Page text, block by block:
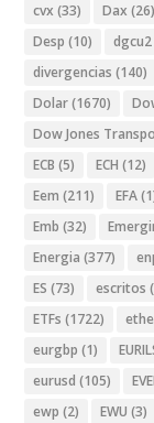
cvx (33) Dax (26)
Desp (10) dgcu2
divergencias (140)
Dolar(1670)
Dow Jones
ECB (5) ECH (12)
Eem (211) EFA
Emb (32)
Energia (377)
ES (73) escritos
ETFs (1722)
eurgbp (1)
eurusd (105)
ewp (2) EWU (3)